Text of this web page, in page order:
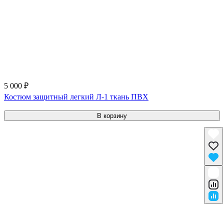
5 000 ₽
Костюм защитный легкий Л-1 ткань ПВХ
В корзину